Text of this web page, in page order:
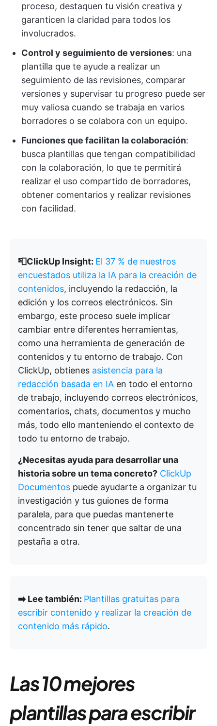
proceso, destaquen tu visión creativa y
garanticen la claridad para todos los
involucrados.
Control y seguimiento de versiones: una
plantilla que te ayude a realizar un
seguimiento de las revisiones, comparar
versiones y supervisar tu progreso puede ser
muy valiosa cuando se trabaja en varios
borradores o se colabora con un equipo.
Funciones que facilitan la colaboración:
busca plantillas que tengan compatibilidad
con la colaboración, lo que te permitirá
realizar el uso compartido de borradores,
obtener comentarios y realizar revisiones
con facilidad.
📮ClickUp Insight: El 37 % de nuestros
encuestados utiliza la IA para la creación de
contenidos, incluyendo la redacción, la
edición y los correos electrónicos. Sin
embargo, este proceso suele implicar
cambiar entre diferentes herramientas,
como una herramienta de generación de
contenidos y tu entorno de trabajo. Con
ClickUp, obtienes asistencia para la
redacción basada en IA en todo el entorno
de trabajo, incluyendo correos electrónicos,
comentarios, chats, documentos y mucho
más, todo ello manteniendo el contexto de
todo tu entorno de trabajo.
¿Necesitas ayuda para desarrollar una
historia sobre un tema concreto? ClickUp
Documentos puede ayudarte a organizar tu
investigación y tus guiones de forma
paralela, para que puedas mantenerte
concentrado sin tener que saltar de una
pestaña a otra.
➡️ Lee también: Plantillas gratuitas para
escribir contenido y realizar la creación de
contenido más rápido.
Las 10 mejores
plantillas para escribir